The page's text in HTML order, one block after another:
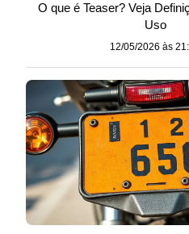
O que é Teaser? Veja
Uso
12/05/2026 às